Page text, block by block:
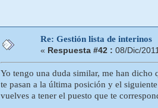
Re: Gestión lista de interinos
« Respuesta #42 : 08/Dic/
Yo tengo una duda similar, me han dicho
te pasan a la última posición y el
vuelves a tener el puesto que te